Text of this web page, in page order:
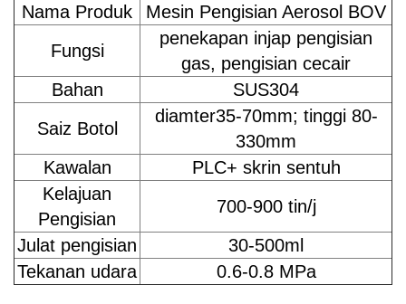
Nama Produk
Mesin Pengisian Aerosol BOV
Fungsi
penekapan injap pengisian
gas, pengisian cecair
Bahan
SUS304
Saiz Botol
diamter35-70mm; tinggi 80-
330mm
Kawalan
PLC+ skrin sentuh
Kelajuan
Pengisian
700-900 tin/j
Julat pengisian
30-500ml
Tekanan udara
0.6-0.8 MPa